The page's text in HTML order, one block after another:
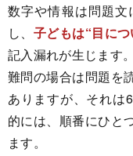
数字や情報は問題
し、 子どもは“目に
記入漏れが生じます。
難問の場合は問題を
ありますが、それは
的には、順番にひと
ます。